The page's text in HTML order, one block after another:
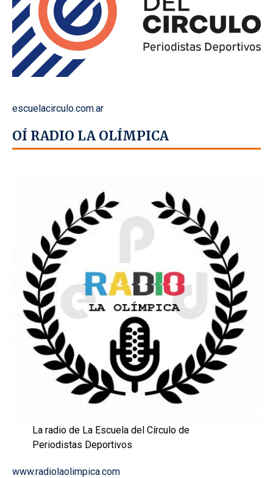
escuelacirculo.com.ar
OÍ RADIO LA OLÍMPICA
La radio de La Escuela del Círculo de
Periodistas Deportivos
www.radiolaolimpica.com